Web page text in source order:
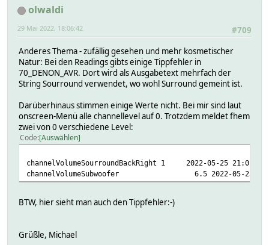
olwaldi
#709
29 Mai 2022, 18:06:42
Anderes Thema - zufällig gesehen und mehr kosmetischer
Natur: Bei den Readings gibts einige Tippfehler in
70_DENON_AVR. Dort wird als Ausgabetext mehrfach der
String Sourround verwendet, wo wohl Surround gemeint ist.
Darüberhinaus stimmen einige Werte nicht. Bei mir sind laut
onscreen-Menü alle channellevel auf 0. Trotzdem meldet fhem
zwei von 0 verschiedene Level:
Code Auswählen
channelVolumeSourroundBackRight 1 2022-05-25 21:01:41
channelVolumeSubwoofer 6.5 2022-05-25
BTW, hier sieht man auch den Tippfehler:-)
Grüßle, Michael